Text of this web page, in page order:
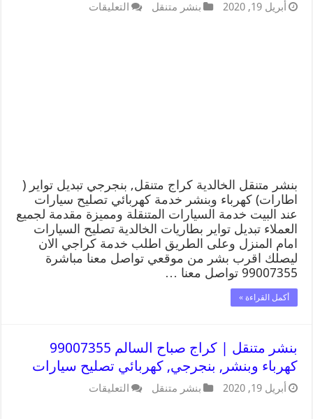
أبريل 19, 2020 بنشر متنقل التعليقات
بنشر متنقل الخالدية كراج متنقل, بنجرجي تبديل تواير (
اطارات) كهرباء وبنشر خدمة كهربائي تصليح سيارات
عند البيت خدمة السيارات المتنقلة ومميزة مقدمة لجميع
العملاء تبديل تواير بطاريات الخالدية تصليح السيارات
امام المنزل وعلى الطريق اطلب خدمة كراجي الان
ليصلك اقرب بشر من موقعي تواصل معنا مباشرة
99007355 تواصل معنا …
أكمل القراءة »
بنشر متنقل | كراج صباح السالم 99007355
كهرباء وبنشر, بنجرجي, كهربائي تصليح سيارات
أبريل 19, 2020 بنشر متنقل التعليقات